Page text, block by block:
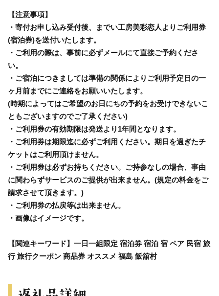
【注意事項】
・寄付お申し込み受付後、までい工房美彩恋人よりご利用券
(宿泊券)を送付いたします。
・ご利用の際は、事前に必ずメールにて直接ご予約くださ
い。
・ご宿泊につきましては準備の関係によりご利用予定日の一
ヶ月前までにご連絡をお願いいたします。
(時期によってはご希望のお日にちの予約をお受けできないこ
ともございますのでご了承ください)
・ご利用券の有効期限は発送より1年間となります。
・ご利用券は期限迄に必ずご利用ください。期日を過ぎたチ
ケットはご利用頂けません。
・ご利用券は必ずお持ちください。ご持参なしの場合、事由
に関わらずサービスのご提供が出来ません。(規定の料金をご
請求させて頂きます。)
・ご利用券の払戻等は出来ません。
・画像はイメージです。
【関連キーワード】一日一組限定 宿泊券 宿泊 宿 ペア 民宿 旅
行 旅行クーポン 商品券 オススメ 福島 飯舘村